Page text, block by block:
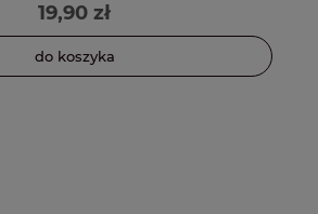
19,90 zł
do koszyka